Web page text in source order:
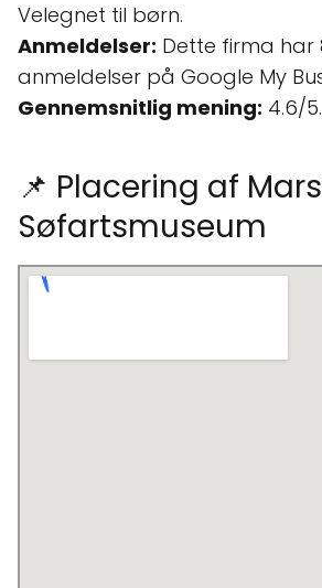
Velegnet til børn.
Anmeldelser: Dette firma har
anmeldelser på Google My
Gennemsnitlig mening: 4.6/5.
📌 Placering af
Søfartsmuseum